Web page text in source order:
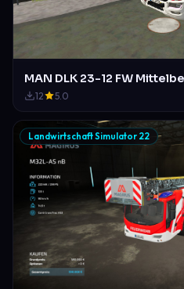
MAN DLK 23-12 FW
12 5.0
Landwirtschaft Simulator 22